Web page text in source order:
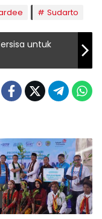
Sudarto
untuk